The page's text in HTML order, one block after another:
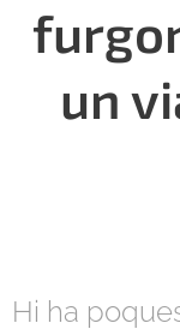
un
Hi ha